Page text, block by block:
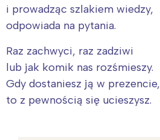
i prowadząc szlakiem wiedzy,
odpowiada na pytania.
Raz zachwyci, raz zadziwi
lub jak komik nas rozśmieszy.
Gdy dostaniesz ją w prezencie,
to z pewnością się ucieszysz.